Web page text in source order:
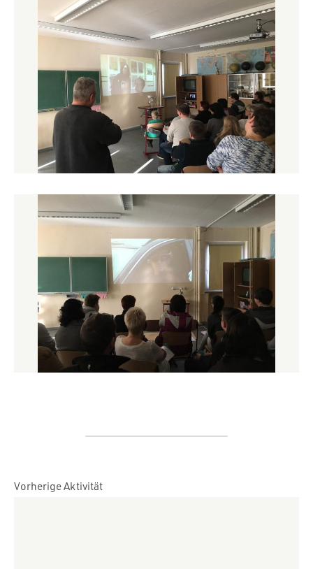
Vorherige Aktivität